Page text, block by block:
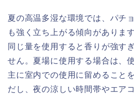
夏の高温多湿な環境では、パチ
も強く立ち上がる傾向がありま
同じ量を使用すると香りが強す
せん。夏場に使用する場合は、
主に室内での使用に留めること
だし、夜の涼しい時間帯やエア